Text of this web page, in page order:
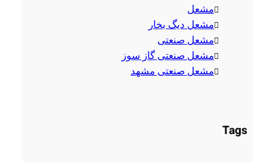
مشعل
مشعل دیگ بخار
مشعل صنعتی
مشعل صنعتی گاز سوز
مشعل صنعتی مشهد
Tags